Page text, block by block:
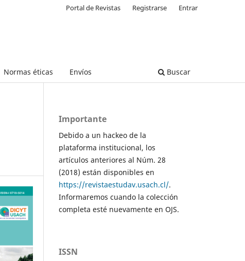
Normas éticas Envíos Buscar
Portal de Revistas Registrarse Entrar
Importante
Debido a un hackeo de la
plataforma institucional, los
artículos anteriores al Núm. 28
(2018) están disponibles en
https://revistaestudav.usach.cl/.
Informaremos cuando la colección
completa esté nuevamente en OJS.
ISSN